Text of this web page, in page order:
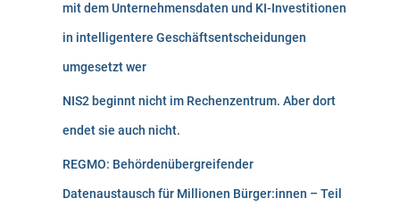
mit dem Unternehmensdaten und KI-Investitionen
in intelligentere Geschäftsentscheidungen
umgesetzt wer
NIS2 beginnt nicht im Rechenzentrum. Aber dort
endet sie auch nicht.
REGMO: Behördenübergreifender
Datenaustausch für Millionen Bürger:innen – Teil